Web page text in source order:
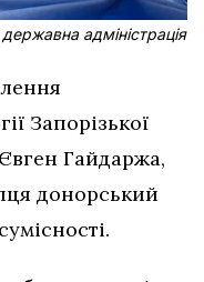
адміністрація
Запорізької
Євген Гайдаржа,
донорський